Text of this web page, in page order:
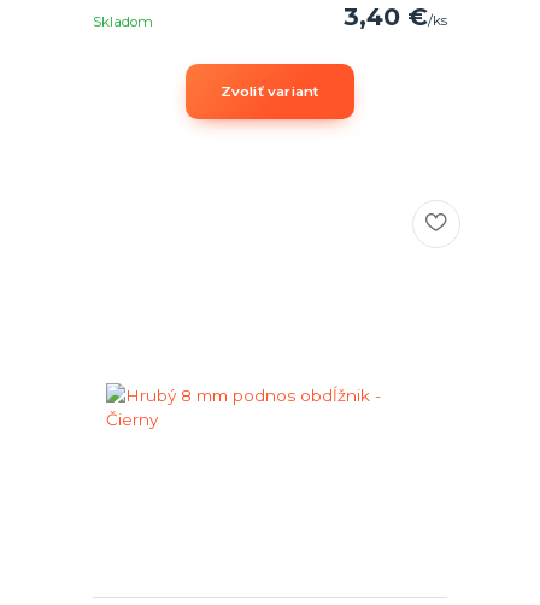
3,40 €/ks
Skladom
Zvoliť variant